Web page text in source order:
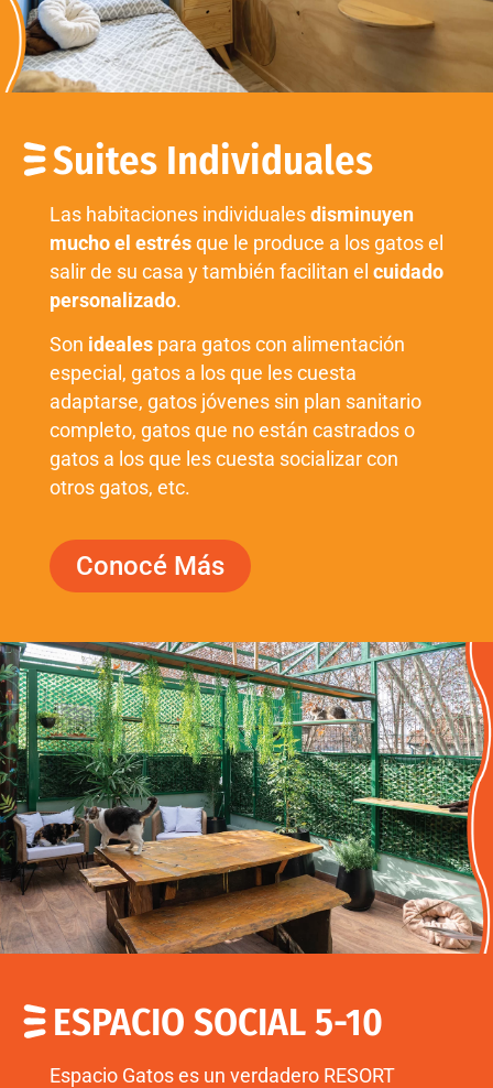
Suites Individuales
Las habitaciones individuales disminuyen
mucho el estrésque le produce a los gatos el
salir de su casa y también facilitan el cuidado
personalizado.
Son idealespara gatos con alimentación
especial, gatos a los que les cuesta
adaptarse, gatos jóvenes sin plan sanitario
completo, gatos que no están castrados o
gatos a los que les cuesta socializar con
otros gatos, etc.
Conocé Más
ESPACIO SOCIAL 5-10
Espacio Gatos es un verdadero RESORT